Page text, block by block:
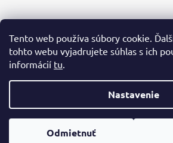
Tento web používa súbory cookie.
tohto webu vyjadrujete súhlas s ich
informácií tu.
Nastavenie
Odmietnuť
Vytvoril
Copyright 2026Zelená Země.
Upraviť nastavenie